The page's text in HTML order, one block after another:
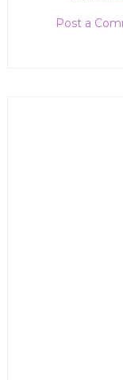
Post a